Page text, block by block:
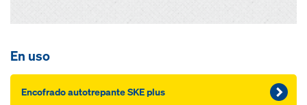
En uso
Encofrado autotrepante SKE plus